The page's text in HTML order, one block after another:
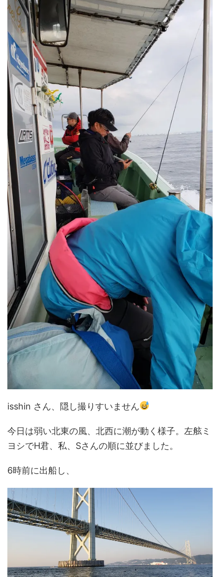
isshin さん、隠し撮りすいません
今日は弱い北東の風、北西に潮が動く様子。左舷ミ
ヨシでH君、私、Sさんの順に並びました。
6時前に出船し、